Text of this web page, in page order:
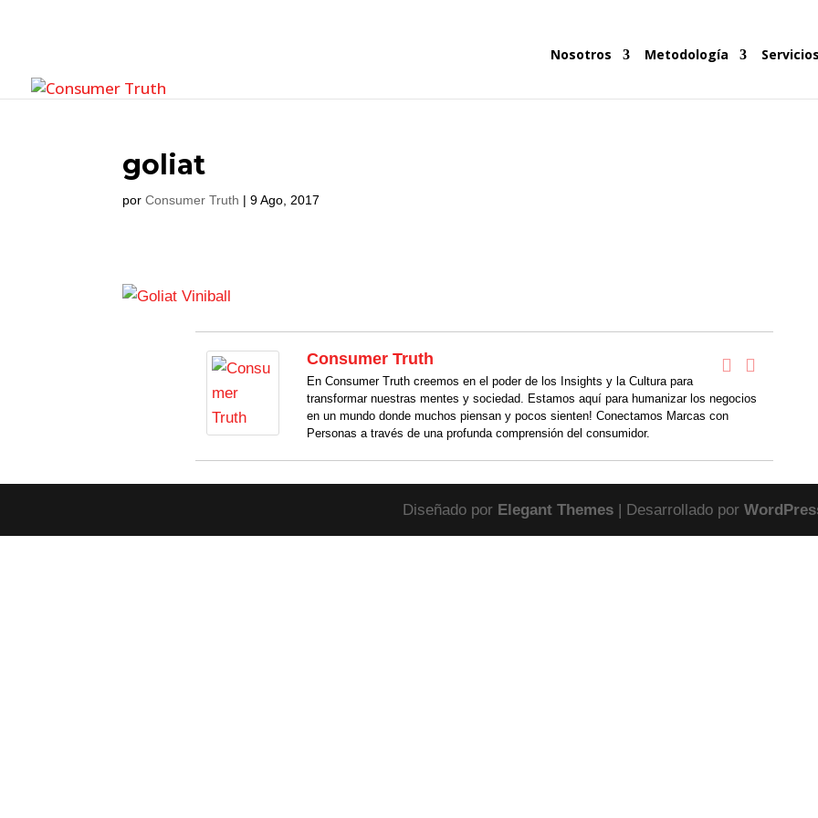
Nosotros Metodología
goliat
porConsumer Truth |9 Ago, 2017
Consumer Truth
En Consumer Truth creemos en el poder de los Insights y la Cultura para
transformar nuestras mentes y sociedad. Estamos aquí para humanizar los negocios
en un mundo donde muchos piensan y pocos sienten! Conectamos Marcas con
Personas a través de una profunda comprensión del consumidor.
Diseñado por Elegant Themes | Desarrollado por